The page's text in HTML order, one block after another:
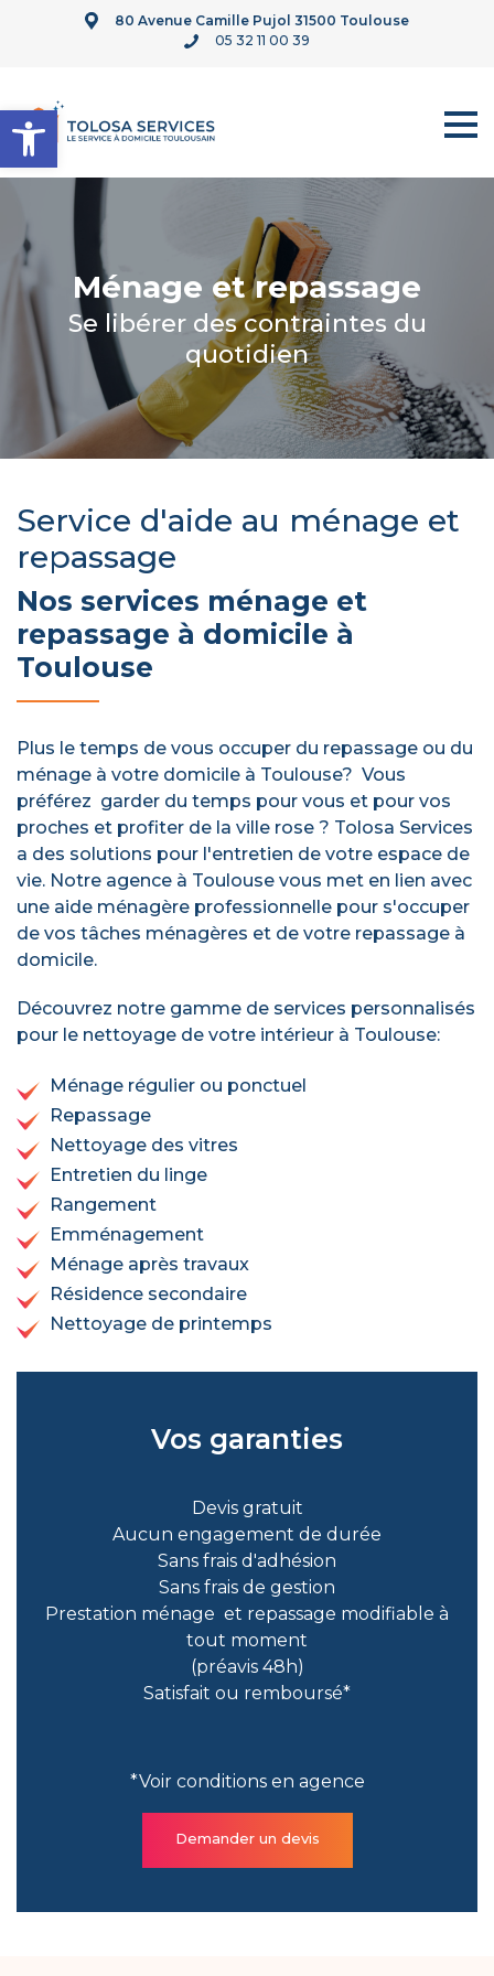
Ouvrir la barre d’outils
80 Avenue Camille Pujol 31500 Toulouse
05 32 11 00 39
Ménage et repassage
Se libérer des contraintes du
quotidien
Service d'aide au ménage et
repassage
Nos services ménage et
repassage à domicile à
Toulouse
Plus le temps de vous occuper du repassage ou du
ménage à votre domicile à Toulouse? Vous
préférez garder du temps pour vous et pour vos
proches et profiter de la ville rose ? Tolosa Services
a des solutions pour l'entretien de votre espace de
vie. Notre agence à Toulouse vous met en lien avec
une aide ménagère professionnelle pour s'occuper
de vos tâches ménagères et de votre repassage à
domicile.
Découvrez notre gamme de services personnalisés
pour le nettoyage de votre intérieur à Toulouse:
Ménage régulier ou ponctuel
Repassage
Nettoyage des vitres
Entretien du linge
Rangement
Emménagement
Ménage après travaux
Résidence secondaire
Nettoyage de printemps
Vos garanties
Devis gratuit
Aucun engagement de durée
Sans frais d'adhésion
Sans frais de gestion
Prestation ménage et repassage modifiable à
tout moment
(préavis 48h)
Satisfait ou remboursé*
*Voir conditions en agence
Demander un devis